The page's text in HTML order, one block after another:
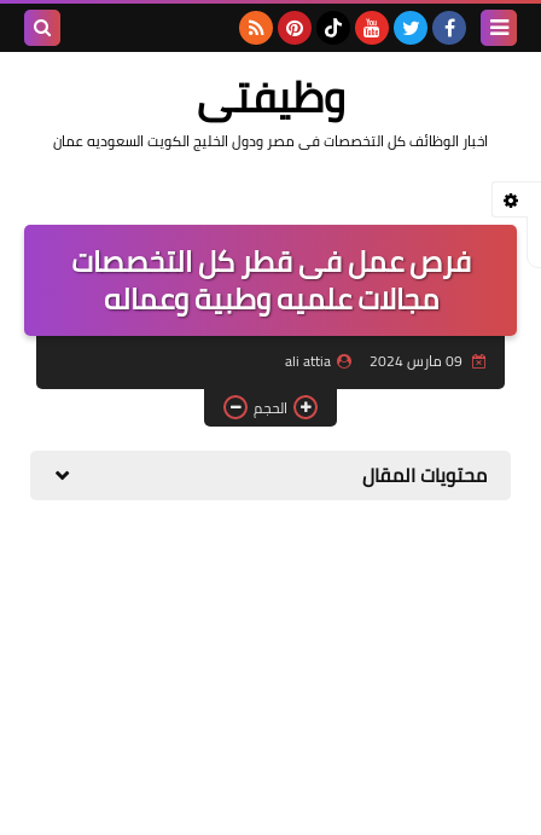
وظيفتى
اخبار الوظائف كل التخصصات فى مصر ودول الخليج الكويت السعوديه عمان
فرص عمل فى قطر كل التخصصات
مجالات علميه وطبية وعماله
ali attia
الحجم
محتويات المقال